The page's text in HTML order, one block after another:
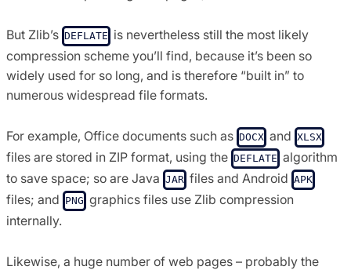
But Zlib’s DEFLATE is nevertheless still the most likely
compression scheme you’ll find, because it’s been so
widely used for so long, and is therefore “built in” to
numerous widespread file formats.
For example, Office documents such as DOCX and XLSX
files are stored in ZIP format, using the DEFLATE algorithm
to save space; so are Java JAR files and Android APK
files; and PNG graphics files use Zlib compression
internally.
Likewise, a huge number of web pages – probably the